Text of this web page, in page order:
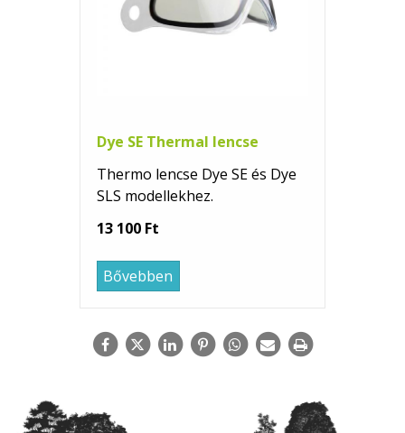
Dye SE Thermal lencse
Thermo lencse Dye SE és Dye
SLS modellekhez.
13 100 Ft
Bővebben